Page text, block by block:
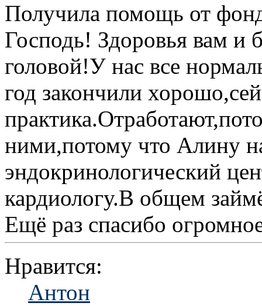
Получила помощь от
Господь! Здоровья вам и
головой!У нас все
год закончили
ними,потому что Алину
эндокринологический
кардиологу.В общем
Ещё раз спасибо
Нравится:
Антон